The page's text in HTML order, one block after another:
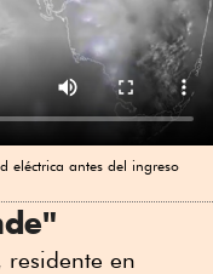
eléctrica antes del ingreso
residente en